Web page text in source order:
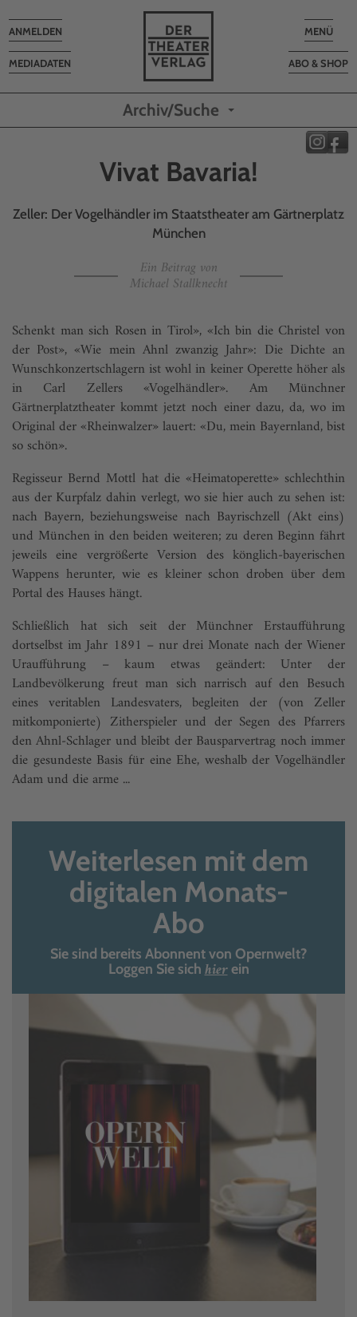
Toggle
MENÜ
ABO & SHOP
MEDIADATEN
Toggle
navigation
ANMELDEN
Archiv/Suche
Vivat Bavaria!
Zeller: Der Vogelhändler im Staatstheater am Gärtnerplatz
München
Ein Beitrag von
Michael Stallknecht
Schenkt man sich Rosen in Tirol», «Ich bin die Christel von
der Post», «Wie mein Ahnl zwanzig Jahr»: Die Dichte an
Wunschkonzertschlagern ist wohl in keiner Operette höher als
in Carl Zellers «Vogelhändler». Am Münchner
Gärtnerplatztheater kommt jetzt noch einer dazu, da, wo im
Original der «Rheinwalzer» lauert: «Du, mein Bayernland, bist
so schön».
Regisseur Bernd Mottl hat die «Heimatoperette» schlechthin
aus der Kurpfalz dahin verlegt, wo sie hier auch zu sehen ist:
nach Bayern, beziehungsweise nach Bayrischzell (Akt eins)
und München in den beiden weiteren; zu deren Beginn fährt
jeweils eine vergrößerte Version des könglich-bayerischen
Wappens herunter, wie es kleiner schon droben über dem
Portal des Hauses hängt.
Schließlich hat sich seit der Münchner Erstaufführung
dortselbst im Jahr 1891 – nur drei Monate nach der Wiener
Uraufführung – kaum etwas geändert: Unter der
Landbevölkerung freut man sich narrisch auf den Besuch
eines veritablen Landesvaters, begleiten der (von Zeller
mitkomponierte) Zitherspieler und der Segen des Pfarrers
den Ahnl-Schlager und bleibt der Bausparvertrag noch immer
die gesundeste Basis für eine Ehe, weshalb der Vogelhändler
Adam und die arme ...
Weiterlesen mit dem
digitalen Monats-
Abo
Sie sind bereits Abonnent von Opernwelt?
Loggen Sie sich hierein